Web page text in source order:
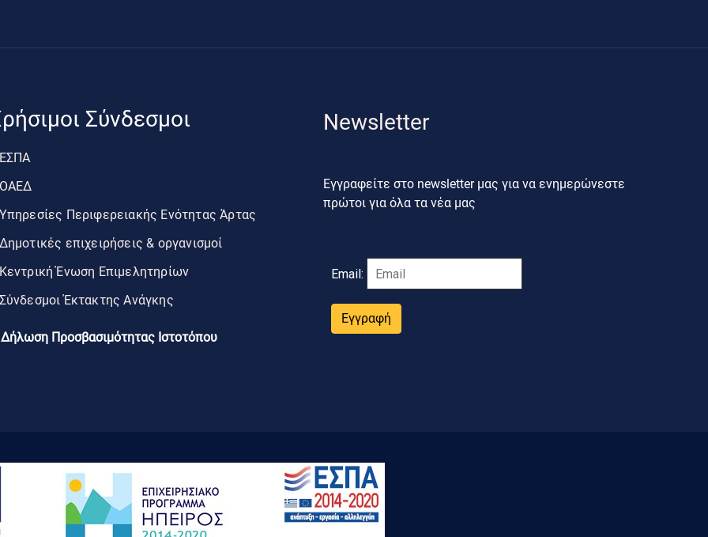
Σύνδεσμοι
Περιφερειακής Ενότητας Άρτας
επιχειρήσεις & οργανισμοί
Ένωση Επιμελητηρίων
Έκτακτης Ανάγκης
Δήλωση Προσβασιμότητας Ιστοτόπου
Newsletter
Εγγραφείτε στο newsletter μας για να ενημερώνεστε
πρώτοι για όλα τα νέα μας
Email:
Εγγραφή